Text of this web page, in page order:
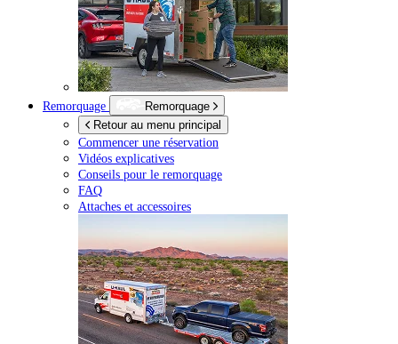
Remorquage
Remorquage
Retour au menu principal
Commencer une réservation
Vidéos explicatives
Conseils pour le remorquage
FAQ
Attaches et accessoires